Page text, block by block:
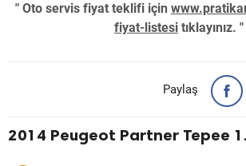
" Oto servis fiyat teklifi için
fiyat-listesi tıklayınız. "
Paylaş
2014 Peugeot Partner Tepee